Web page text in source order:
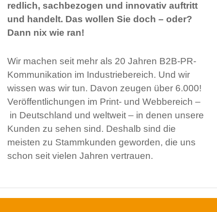
redlich, sachbezogen und innovativ auftritt
und handelt. Das wollen Sie doch – oder?
Dann nix wie ran!
Wir machen seit mehr als 20 Jahren B2B-PR-
Kommunikation im Industriebereich. Und wir
wissen was wir tun. Davon zeugen über 6.000!
Veröffentlichungen im Print- und Webbereich –
in Deutschland und weltweit – in denen unsere
Kunden zu sehen sind. Deshalb sind die
meisten zu Stammkunden geworden, die uns
schon seit vielen Jahren vertrauen.